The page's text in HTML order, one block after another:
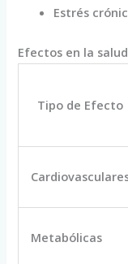
Estrés
Efectos en la salud
Tipo de Efecto
Metabólicas